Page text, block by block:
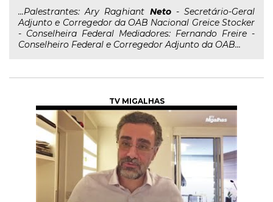
...Palestrantes: Ary Raghiant Neto- Secretário-Geral
Adjunto e Corregedor da OAB Nacional Greice Stocker
- Conselheira Federal Mediadores: Fernando Freire -
Conselheiro Federal e Corregedor Adjunto da OAB...
TV MIGALHAS